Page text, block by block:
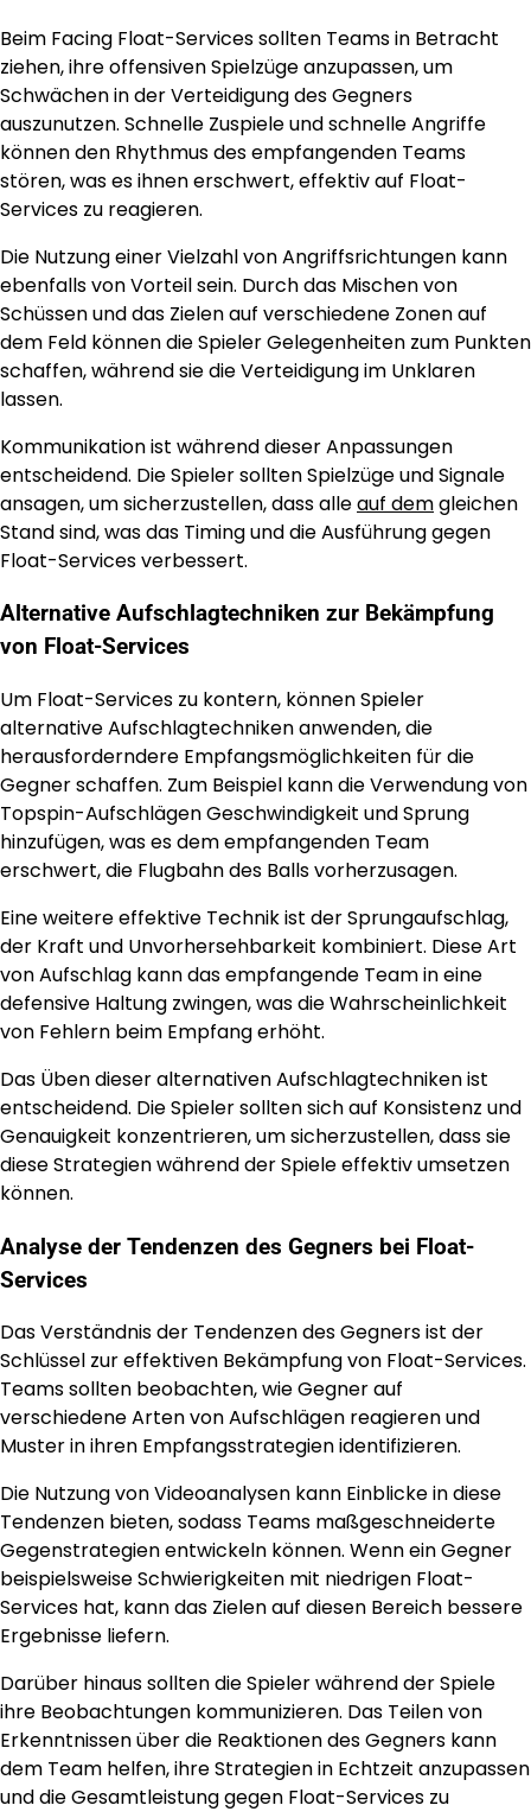
Beim Facing Float-Services sollten Teams in Betracht
ziehen, ihre offensiven Spielzüge anzupassen, um
Schwächen in der Verteidigung des Gegners
auszunutzen. Schnelle Zuspiele und schnelle Angriffe
können den Rhythmus des empfangenden Teams
stören, was es ihnen erschwert, effektiv auf Float-
Services zu reagieren.
Die Nutzung einer Vielzahl von Angriffsrichtungen kann
ebenfalls von Vorteil sein. Durch das Mischen von
Schüssen und das Zielen auf verschiedene Zonen auf
dem Feld können die Spieler Gelegenheiten zum Punkten
schaffen, während sie die Verteidigung im Unklaren
lassen.
Kommunikation ist während dieser Anpassungen
entscheidend. Die Spieler sollten Spielzüge und Signale
ansagen, um sicherzustellen, dass alleauf demgleichen
Stand sind, was das Timing und die Ausführung gegen
Float-Services verbessert.
Alternative Aufschlagtechniken zur Bekämpfung
von Float-Services
Um Float-Services zu kontern, können Spieler
alternative Aufschlagtechniken anwenden, die
herausforderndere Empfangsmöglichkeiten für die
Gegner schaffen. Zum Beispiel kann die Verwendung von
Topspin-Aufschlägen Geschwindigkeit und Sprung
hinzufügen, was es dem empfangenden Team
erschwert, die Flugbahn des Balls vorherzusagen.
Eine weitere effektive Technik ist der Sprungaufschlag,
der Kraft und Unvorhersehbarkeit kombiniert. Diese Art
von Aufschlag kann das empfangende Team in eine
defensive Haltung zwingen, was die Wahrscheinlichkeit
von Fehlern beim Empfang erhöht.
Das Üben dieser alternativen Aufschlagtechniken ist
entscheidend. Die Spieler sollten sich auf Konsistenz und
Genauigkeit konzentrieren, um sicherzustellen, dass sie
diese Strategien während der Spiele effektiv umsetzen
können.
Analyse der Tendenzen des Gegners bei Float-
Services
Das Verständnis der Tendenzen des Gegners ist der
Schlüssel zur effektiven Bekämpfung von Float-Services.
Teams sollten beobachten, wie Gegner auf
verschiedene Arten von Aufschlägen reagieren und
Muster in ihren Empfangsstrategien identifizieren.
Die Nutzung von Videoanalysen kann Einblicke in diese
Tendenzen bieten, sodass Teams maßgeschneiderte
Gegenstrategien entwickeln können. Wenn ein Gegner
beispielsweise Schwierigkeiten mit niedrigen Float-
Services hat, kann das Zielen auf diesen Bereich bessere
Ergebnisse liefern.
Darüber hinaus sollten die Spieler während der Spiele
ihre Beobachtungen kommunizieren. Das Teilen von
Erkenntnissen über die Reaktionen des Gegners kann
dem Team helfen, ihre Strategien in Echtzeit anzupassen
und die Gesamtleistung gegen Float-Services zu